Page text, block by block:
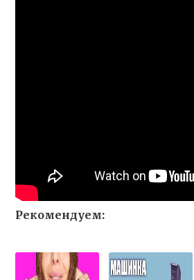
Рекомендуем: